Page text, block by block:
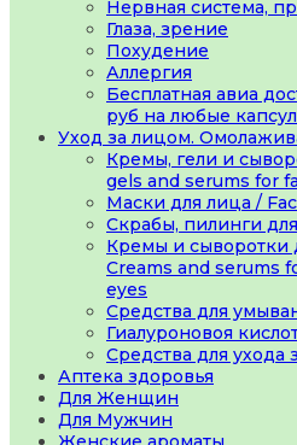
Нервная система,
Глаза, зрение
Похудение
Аллергия
Бесплатная авиа
руб на любые
Уход за лицом.
Кремы, гели и
gels and serums for
Маски для лица /
Скрабы, пилинги
Кремы и сыворотки
Creams and serums
eyes
Средства для
Гиалуроновоя
Средства для ухода
Аптека здоровья
Для Женщин
Для Мужчин